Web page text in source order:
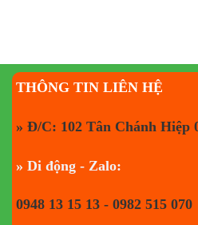
THÔNG TIN LIÊN HỆ
» Đ/C: 102 Tân Chánh Hiệp
» Di động - Zalo:
0948 13 15 13 - 0982 515 070